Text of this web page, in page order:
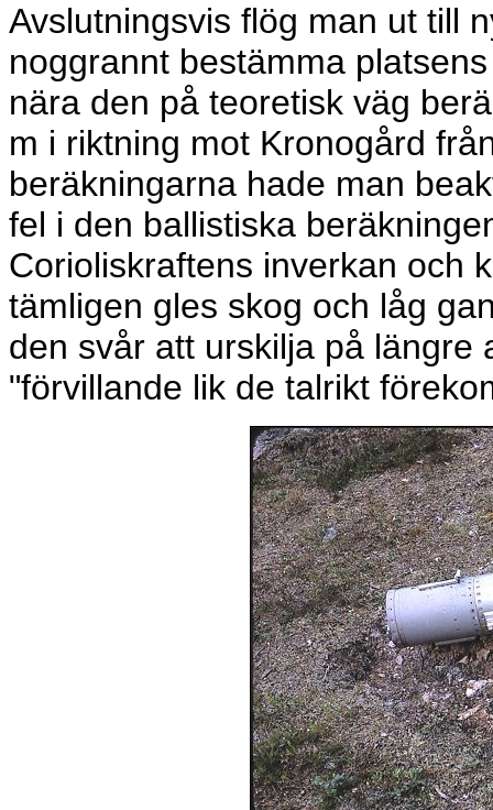
Avslutningsvis flög man ut till
noggrannt bestämma
nära den på teoretisk väg
m i riktning mot Kronogård
beräkningarna hade man
fel i den ballistiska
Corioliskraftens inverkan och
tämligen gles skog och låg
den svår att urskilja på längre
"förvillande lik de talrikt